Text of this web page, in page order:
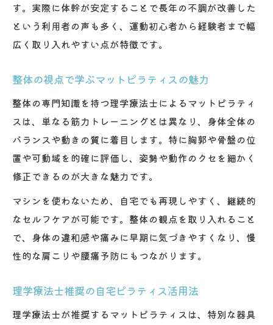
す。実際に体幹が安定することで長年の不調が改善した
という利用者の声も多く、運動初心者から経験者まで幅
広く取り入れやすい点が特徴です。
整体の視点で学ぶマットピラティスの魅力
整体の専門知識を持つ理学療法士によるマットピラティ
スは、単なる筋力トレーニングとは異なり、身体全体の
バランスや動きの質に着目します。特に胸郭や骨盤の位
置や可動域を的確に評価し、姿勢や動作のクセを細かく
修正できるのが大きな魅力です。
マシンを使わないため、自宅でも再現しやすく、継続的
なセルフケアが可能です。整体の観点を取り入れること
で、身体の違和感や痛みに早期に気づきやすくなり、慢
性的な肩こりや腰痛予防にもつながります。
理学療法士推奨の自宅ピラティス活用法
理学療法士が推奨するマットピラティスは、特別な器具